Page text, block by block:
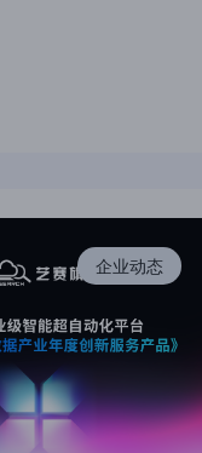
企业动态